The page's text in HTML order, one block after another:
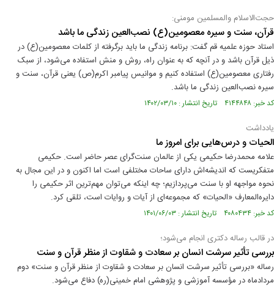
حجت‌الاسلام والمسلمین مومنی:
قرآن، سنت و سیره معصومین(ع) نصب‌العین زندگی ما باشد
استاد حوزه علمیه قم گفت: برنامه زندگی ما باید برگرفته از کلمات معصومین(ع) در
ذیل قرآن باشد و در آنچه که به عنوان راه، روش و منش استفاده می‌شود، از سبک
رفتاری معصومین(ع) استفاده کنیم و موانیس پیامبر اکرم(ص) یعنی قرآن، سنت و
سیره نصب‌العین زندگی ما باشد.
کد خبر: ۴۱۴۴۸۴۸ تاریخ انتشار : ۱۴۰۲/۰۳/۱۰
یادداشت
الحیات و درس‌هایی برای امروز ما
علامه محمدرضا حکیمی یکی از عالمان سنت‌گرای عصر حاضر است. حکیمی
متفکریست که اندیشه‌اش دارای ساحات مختلفی است اما اکنون و در این مجال به
نحوه مواجهه او با سنت می‌پردازیم؛ چه‌ اینکه می‌توان مهم‌ترین اثر حکیمی را
دایره‌المعارف «الحیات» که مجموعه‌ای از آیات و روایات است، تلقی کرد.
کد خبر: ۴۰۸۰۴۳۴ تاریخ انتشار : ۱۴۰۱/۰۶/۰۳
در قالب رساله دکتری انجام می‌شود؛
بررسی تأثیر سرشت انسان بر سعادت و شقاوت از منظر قرآن و سنت
رساله «بررسی تأثیر سرشت انسان بر سعادت و شقاوت از منظر قرآن و سنت» دوم
مردادماه در مؤسسه آموزشی و پژوهشی امام خمینی(ره) دفاع می‌شود.